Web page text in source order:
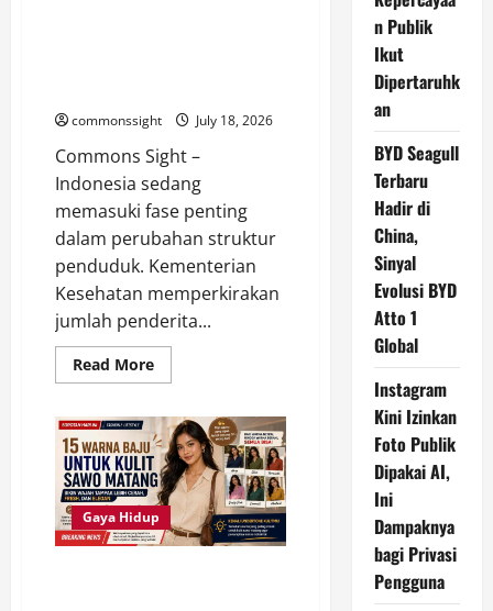
commonssight July 18, 2026
Commons Sight –
Indonesia sedang
memasuki fase penting
dalam perubahan struktur
penduduk. Kementerian
Kesehatan memperkirakan
jumlah penderita...
Read MoreRead
more
Prediksi
Kasus
Penyakit
Jantung
dan
Kanker
Meningkat
pada
2045,
Gaya Hidup
n Publik
Ikut
Dipertaruhk
an
BYD Seagull
Terbaru
Hadir di
China,
Sinyal
Evolusi BYD
Atto 1
Global
Instagram
Kini Izinkan
Foto Publik
Dipakai AI,
Ini
Dampaknya
bagi Privasi
Pengguna